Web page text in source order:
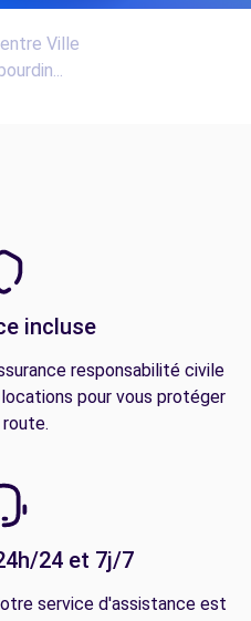
Ville
incluse
responsabilité civile
pour vous protéger
24 et 7j/7
service d'assistance est